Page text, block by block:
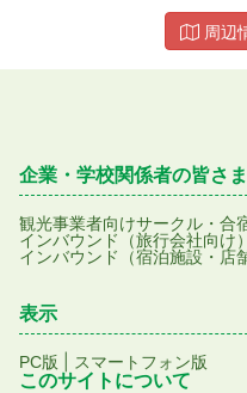
周辺
企業・学校関係者の皆さ
観光事業者向けサークル・合
インバウンド（旅行会社向け）
インバウンド（宿泊施設・店
表示
PC版 スマートフォン版
このサイトについて